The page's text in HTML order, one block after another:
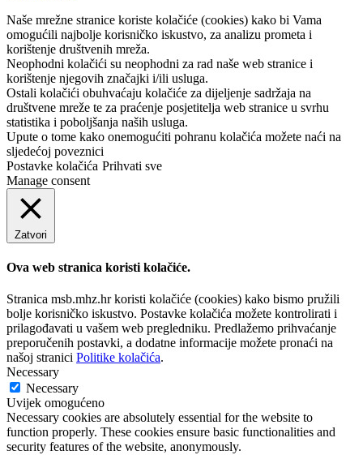
Naše mrežne stranice koriste kolačiće (cookies) kako bi Vama
omogućili najbolje korisničko iskustvo, za analizu prometa i
korištenje društvenih mreža.
Neophodni kolačići su neophodni za rad naše web stranice i
korištenje njegovih značajki i/ili usluga.
Ostali kolačići obuhvaćaju kolačiće za dijeljenje sadržaja na
društvene mreže te za praćenje posjetitelja web stranice u svrhu
statistika i poboljšanja naših usluga.
Upute o tome kako onemogućiti pohranu kolačića možete naći na
sljedećoj poveznici
Postavke kolačića Prihvati sve
Manage consent
Zatvori
Ova web stranica koristi kolačiće.
Stranica msb.mhz.hr koristi kolačiće (cookies) kako bismo pružili
bolje korisničko iskustvo. Postavke kolačića možete kontrolirati i
prilagođavati u vašem web pregledniku. Predlažemo prihvaćanje
preporučenih postavki, a dodatne informacije možete pronaći na
našoj stranici Politike kolačića.
Necessary
Necessary
Uvijek omogućeno
Necessary cookies are absolutely essential for the website to
function properly. These cookies ensure basic functionalities and
security features of the website, anonymously.